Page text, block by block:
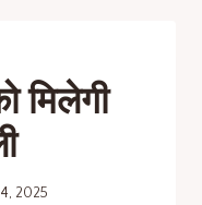
मिलेगी
2025